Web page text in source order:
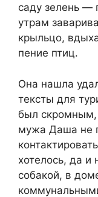
саду зелень —
утрам
крыльцо,
пение птиц.
Она нашла
тексты для
был
мужа Даша не
хотелось, да
собакой, в